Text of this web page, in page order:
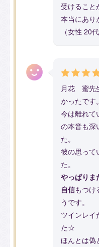
受けること
本当にあり
（女性 20代
月花 蜜先
かったです。
今は離れて
の本音も深
た。
彼の思って
た。
やっぱりま
自信もつけ
うです。
ツインレイ
た☆
ほんとは偽